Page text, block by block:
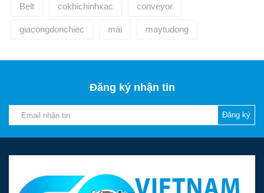
Belt cokhichinhxac conveyor
giacongdonchiec mài maytudong
Đăng ký nhận tin
Đăng ký